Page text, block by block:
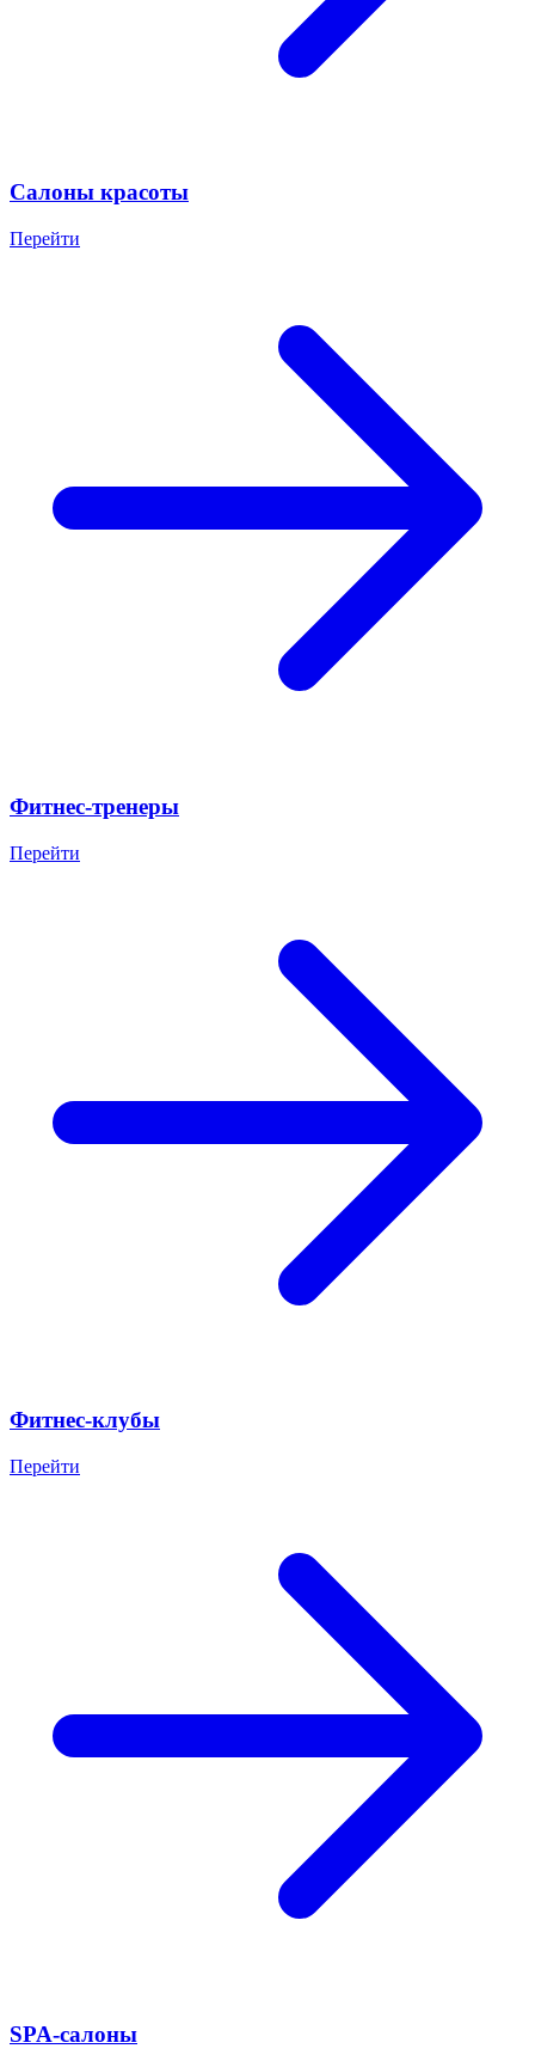
Салоны красоты
Перейти
Фитнес-тренеры
Перейти
Фитнес-клубы
Перейти
SPA-салоны